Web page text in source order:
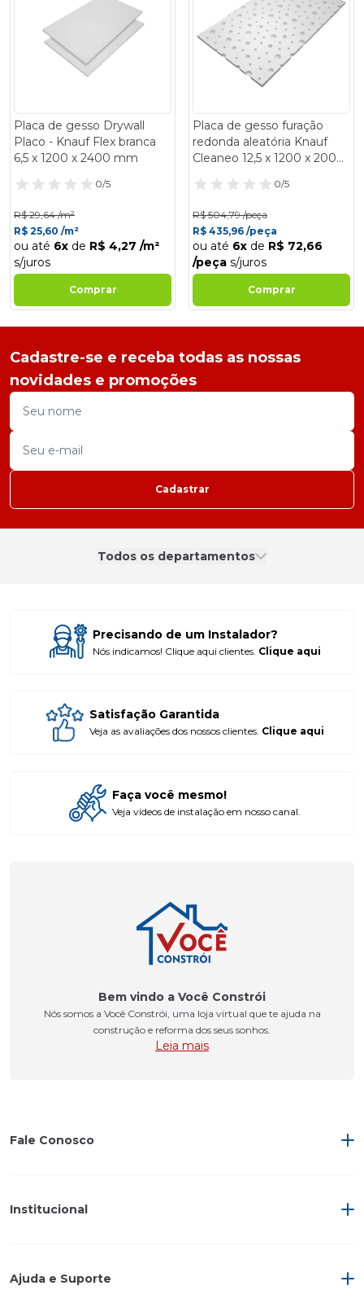
Placa de gesso Drywall
Placo - Knauf Flex branca
6,5 x 1200 x 2400 mm
0/5
R$ 29,64 /m²
R$ 25,60 /m²
ou até 6x de R$ 4,27 /m²
s/juros
Comprar
Placa de gesso furação
redonda aleatória Knauf
Cleaneo 12,5 x 1200 x 2000
0/5
R$ 504,79 /peça
R$ 435,96 /peça
ou até 6x de R$ 72,66
/peça s/juros
Comprar
Cadastre-se e receba todas as nossas
novidades e promoções
Cadastrar
Todos os departamentos
Precisando de um Instalador?
Nós indicamos! Clique aqui clientes. Clique aqui
Satisfação Garantida
Veja as avaliações dos nossos clientes. Clique aqui
Faça você mesmo!
Veja vídeos de instalação em nosso canal.
Bem vindo a Você Constrói
Nós somos a Você Constrói, uma loja virtual que te ajuda na
construção e reforma dos seus sonhos.
Leia mais
Fale Conosco
Institucional
Ajuda e Suporte